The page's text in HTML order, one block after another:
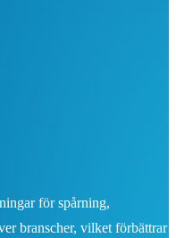
för spårning,
branscher, vilket förbättrar